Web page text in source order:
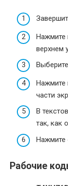
Нажмите
верхнем
Нажмите
части
В
так, как
Нажмите
Рабочие